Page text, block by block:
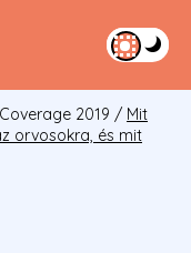
2019 / Mit
orvosokra, és mit